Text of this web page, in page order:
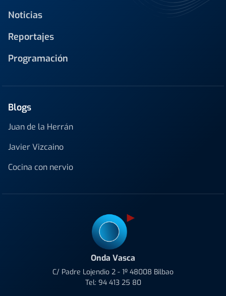
Noticias
Reportajes
Programación
Blogs
Juan de la Herrán
Javier Vizcaino
Cocina con nervio
Onda Vasca
C/ Padre Lojendio 2 - 1º 48008 Bilbao
Tel: 94 413 25 80